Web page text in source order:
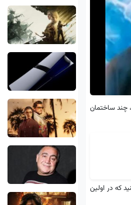
چند ساختمان
کرمان تهران برود، شنید که در اولین